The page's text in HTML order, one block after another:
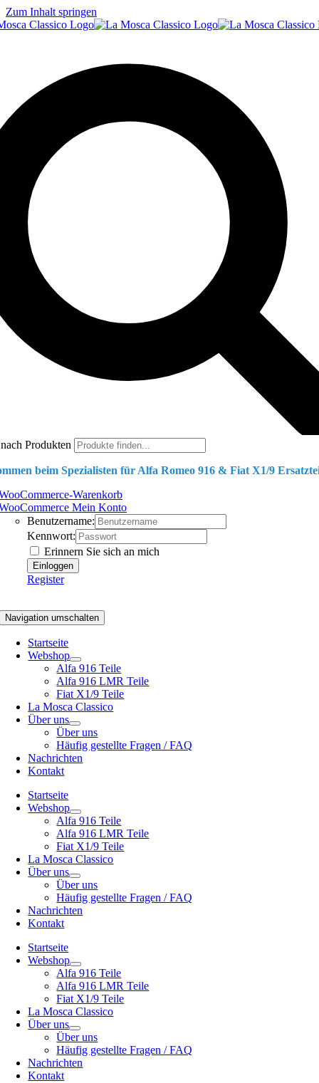
Zum Inhalt springen
Produkten
beim Spezialisten für Alfa Romeo 916 & Fiat X1/9
Warenkorb
Mein Konto
Benutzername:
Kennwort:
Erinnern Sie sich an mich
Register
Navigation umschalten
Startseite
Webshop
Alfa 916 Teile
Alfa 916 LMR Teile
Fiat X1/9 Teile
La Mosca Classico
Über uns
Über uns
Häufig gestellte Fragen / FAQ
Nachrichten
Kontakt
Startseite
Webshop
Alfa 916 Teile
Alfa 916 LMR Teile
Fiat X1/9 Teile
La Mosca Classico
Über uns
Über uns
Häufig gestellte Fragen / FAQ
Nachrichten
Kontakt
Startseite
Webshop
Alfa 916 Teile
Alfa 916 LMR Teile
Fiat X1/9 Teile
La Mosca Classico
Über uns
Über uns
Häufig gestellte Fragen / FAQ
Nachrichten
Kontakt